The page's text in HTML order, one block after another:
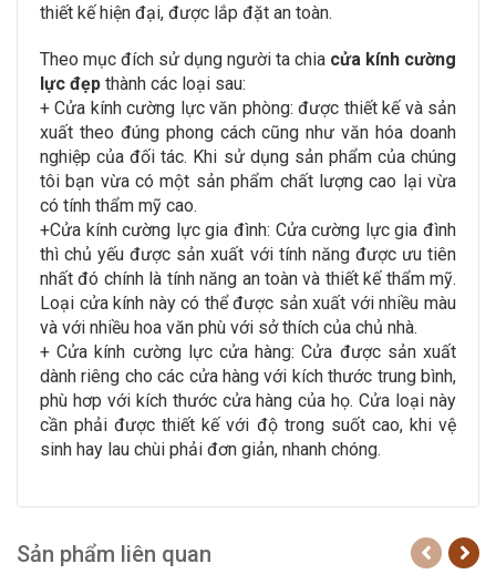
thiết kế hiện đại, được lắp đặt an toàn.
Theo mục đích sử dụng người ta chia cửa kính cường
lực đẹp thành các loại sau:
+ Cửa kính cường lực văn phòng:được thiết kế và sản
xuất theo đúng phong cách cũng như văn hóa doanh
nghiệp của đối tác. Khi sử dụng sản phẩm của chúng
tôi bạn vừa có một sản phẩm chất lượng cao lại vừa
có tính thẩm mỹ cao.
+Cửa kính cường lực gia đình: Cửa cường lực gia đình
thì chủ yếu được sản xuất với tính năng được ưu tiên
nhất đó chính là tính năng an toàn và thiết kế thẩm mỹ.
Loại cửa kính này có thể được sản xuất với nhiều màu
và với nhiều hoa văn phù với sở thích của chủ nhà.
+ Cửa kính cường lực cửa hàng: Cửa được sản xuất
dành riêng cho các cửa hàng với kích thước trung bình,
phù hơp với kích thước cửa hàng của họ. Cửa loại này
cần phải được thiết kế với độ trong suốt cao, khi vệ
sinh hay lau chùi phải đơn giản, nhanh chóng.
Sản phẩm liên quan